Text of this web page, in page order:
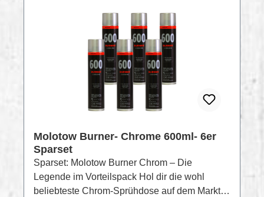
Molotow Burner- Chrome 600ml- 6er
Sparset
Sparset: Molotow Burner Chrom – Die
Legende im Vorteilspack Hol dir die wohl
beliebteste Chrom-Sprühdose auf dem Markt